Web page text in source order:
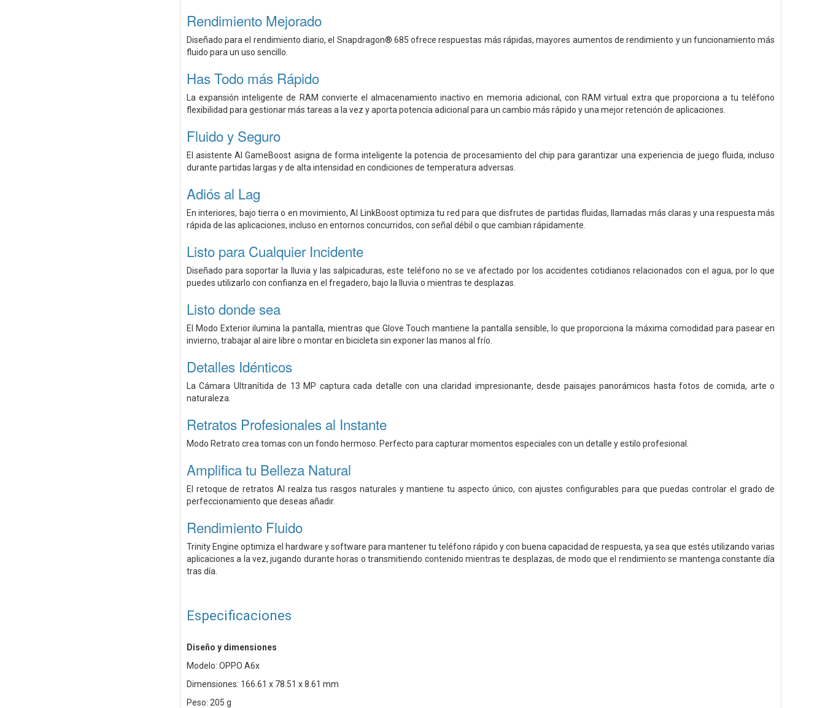
Rendimiento Mejorado
Diseñado para el rendimiento diario, el Snapdragon® 685 ofrece respuestas más rápidas, mayores aumentos de rendimiento y un funcionamiento más
fluido para un uso sencillo.
Has Todo más Rápido
La expansión inteligente de RAM convierte el almacenamiento inactivo en memoria adicional, con RAM virtual extra que proporciona a tu teléfono
flexibilidad para gestionar más tareas a la vez y aporta potencia adicional para un cambio más rápido y una mejor retención de aplicaciones.
Fluido y Seguro
El asistente AI GameBoost asigna de forma inteligente la potencia de procesamiento del chip para garantizar una experiencia de juego fluida, incluso
durante partidas largas y de alta intensidad en condiciones de temperatura adversas.
Adiós al Lag
En interiores, bajo tierra o en movimiento, AI LinkBoost optimiza tu red para que disfrutes de partidas fluidas, llamadas más claras y una respuesta más
rápida de las aplicaciones, incluso en entornos concurridos, con señal débil o que cambian rápidamente.
Listo para Cualquier Incidente
Diseñado para soportar la lluvia y las salpicaduras, este teléfono no se ve afectado por los accidentes cotidianos relacionados con el agua, por lo que
puedes utilizarlo con confianza en el fregadero, bajo la lluvia o mientras te desplazas.
Listo donde sea
El Modo Exterior ilumina la pantalla, mientras que Glove Touch mantiene la pantalla sensible, lo que proporciona la máxima comodidad para pasear en
invierno, trabajar al aire libre o montar en bicicleta sin exponer las manos al frío.
Detalles Idénticos
La Cámara Ultranítida de 13 MP captura cada detalle con una claridad impresionante, desde paisajes panorámicos hasta fotos de comida, arte o
naturaleza.
Retratos Profesionales al Instante
Modo Retrato crea tomas con un fondo hermoso. Perfecto para capturar momentos especiales con un detalle y estilo profesional.
Amplifica tu Belleza Natural
El retoque de retratos AI realza tus rasgos naturales y mantiene tu aspecto único, con ajustes configurables para que puedas controlar el grado de
perfeccionamiento que deseas añadir.
Rendimiento Fluido
Trinity Engine optimiza el hardware y software para mantener tu teléfono rápido y con buena capacidad de respuesta, ya sea que estés utilizando varias
aplicaciones a la vez, jugando durante horas o transmitiendo contenido mientras te desplazas, de modo que el rendimiento se mantenga constante día
tras día.
Especificaciones
Diseño y dimensiones
Modelo: OPPO A6x
Dimensiones: 166.61 x 78.51 x 8.61 mm
Peso: 205 g